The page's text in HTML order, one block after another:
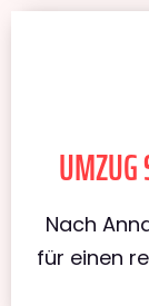
UMZUG
Nach
für einen